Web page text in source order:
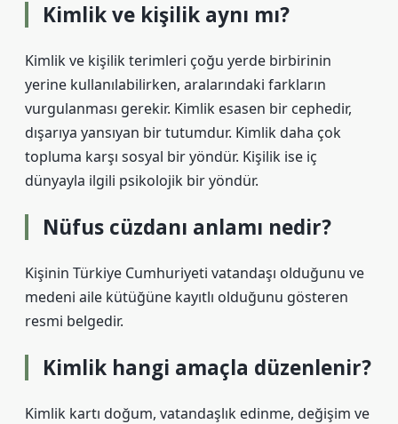
Kimlik ve kişilik aynı mı?
Kimlik ve kişilik terimleri çoğu yerde birbirinin
yerine kullanılabilirken, aralarındaki farkların
vurgulanması gerekir. Kimlik esasen bir cephedir,
dışarıya yansıyan bir tutumdur. Kimlik daha çok
topluma karşı sosyal bir yöndür. Kişilik ise iç
dünyayla ilgili psikolojik bir yöndür.
Nüfus cüzdanı anlamı nedir?
Kişinin Türkiye Cumhuriyeti vatandaşı olduğunu ve
medeni aile kütüğüne kayıtlı olduğunu gösteren
resmi belgedir.
Kimlik hangi amaçla düzenlenir?
Kimlik kartı doğum, vatandaşlık edinme, değişim ve